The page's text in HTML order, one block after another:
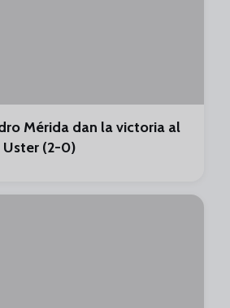
Mérida dan la victoria al
(2-0)